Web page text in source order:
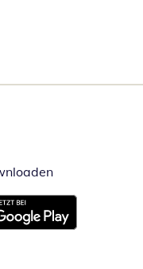
Öffnet in
neuem Fenster